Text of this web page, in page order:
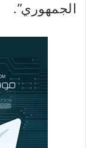
الجمهوري”.